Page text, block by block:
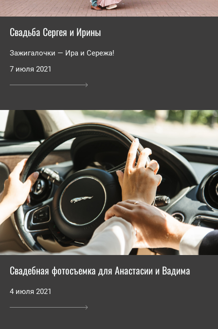
Свадьба Сергея и Ирины
Зажигалочки — Ира и Сережа!
7 июля 2021
Свадебная фотосъемка для Анастасии и Вадима
4 июля 2021